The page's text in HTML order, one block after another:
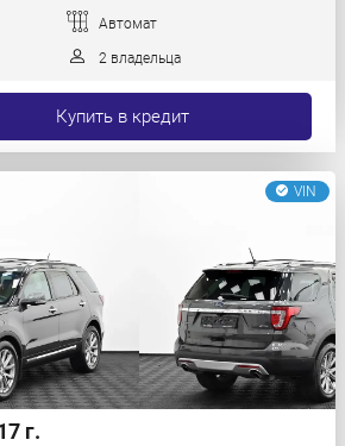
Автомат
2 владельца
Купить в кредит
VIN
г.